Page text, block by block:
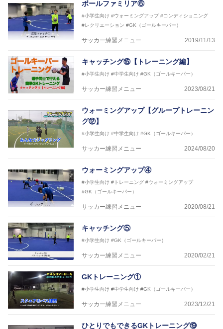
ボールファミリア⑥
#小学生向け #ウォーミングアップ #コンディショニング
#レクリエーション #GK（ゴールキーパー）
サッカー練習メニュー 2019/11/13
キャッチング⑮【トレーニング編】
#小学生向け #中学生向け #GK（ゴールキーパー）
サッカー練習メニュー 2023/08/21
ウォーミングアップ【グループトレーニン
グ⑫】
#小学生向け #中学生向け #GK（ゴールキーパー）
サッカー練習メニュー 2024/08/20
ウォーミングアップ④
#小学生向け #トレーニング #ウォーミングアップ
#GK（ゴールキーパー）
サッカー練習メニュー 2020/08/21
キャッチング⑤
#小学生向け #GK（ゴールキーパー）
サッカー練習メニュー 2020/02/21
GKトレーニング①
#小学生向け #中学生向け #GK（ゴールキーパー）
サッカー練習メニュー 2023/12/21
ひとりでもできるGKトレーニング⑲